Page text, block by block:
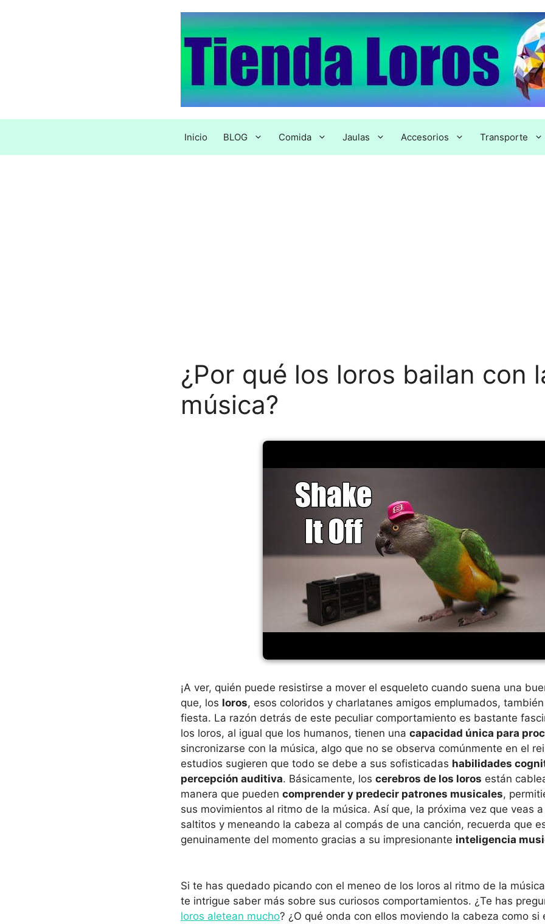
Inicio BLOG Comida Jaulas Accesorios Transporte
¿Por qué los loros bailan con
música?
¡A ver, quién puede resistirse a mover el esqueleto cuando suena una
que, los loros, esos coloridos y charlatanes amigos emplumados,
fiesta. La razón detrás de este peculiar comportamiento es bastante
los loros, al igual que los humanos, tienen una capacidad única para
sincronizarse con la música, algo que no se observa comúnmente en el
estudios sugieren que todo se debe a sus sofisticadas habilidades
percepción auditiva. Básicamente, los cerebros de los loros están
manera que pueden comprender y predecir patrones musicales,
sus movimientos al ritmo de la música. Así que, la próxima vez que veas
saltitos y meneando la cabeza al compás de una canción, recuerda que
genuinamente del momento gracias a su impresionante inteligencia
Si te has quedado picando con el meneo de los loros al ritmo de la
te intrigue saber más sobre sus curiosos comportamientos. ¿Te has
loros aletean mucho? ¿O qué onda con ellos moviendo la cabeza como si